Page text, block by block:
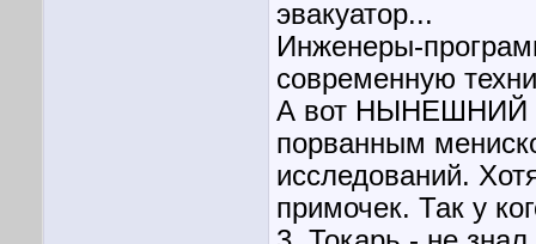
эвакуатор...
Инженеры-
современную
А вот НЫНЕШНИЙ
порванным
исследований.
примочек. Так у